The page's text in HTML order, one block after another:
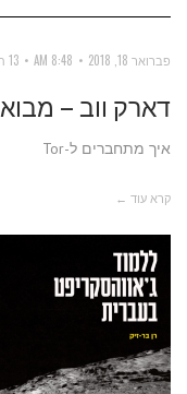
פברואר 18, 2018 8:48 AM 13 תגובות
דארק ווב – מבוא
איך מתחברים ל-Tor
קרא עוד ←